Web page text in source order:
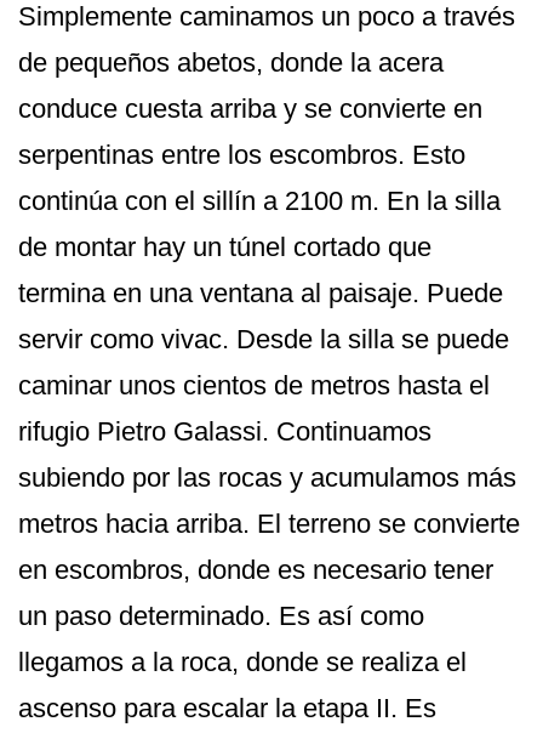
Simplemente caminamos un poco a través
de pequeños abetos, donde la acera
conduce cuesta arriba y se convierte en
serpentinas entre los escombros. Esto
continúa con el sillín a 2100 m. En la silla
de montar hay un túnel cortado que
termina en una ventana al paisaje. Puede
servir como vivac. Desde la silla se puede
caminar unos cientos de metros hasta el
rifugio Pietro Galassi. Continuamos
subiendo por las rocas y acumulamos más
metros hacia arriba. El terreno se convierte
en escombros, donde es necesario tener
un paso determinado. Es así como
llegamos a la roca, donde se realiza el
ascenso para escalar la etapa II. Es